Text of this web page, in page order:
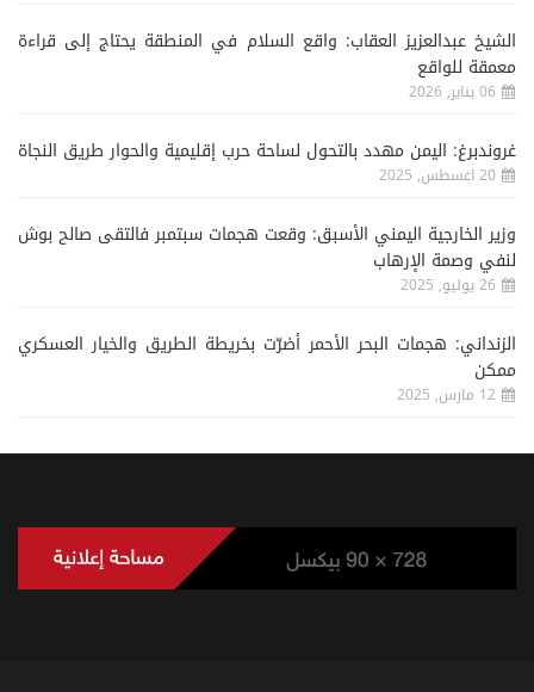
الشيخ عبدالعزيز العقاب: واقع السلام في المنطقة يحتاج إلى قراءة
معمقة للواقع
06 يناير, 2026
غروندبرغ: اليمن مهدد بالتحول لساحة حرب إقليمية والحوار طريق النجاة
20 اغسطس, 2025
وزير الخارجية اليمني الأسبق: وقعت هجمات سبتمبر فالتقى صالح بوش
لنفي وصمة الإرهاب
26 يوليو, 2025
الزنداني: هجمات البحر الأحمر أضرّت بخريطة الطريق والخيار العسكري
ممكن
12 مارس, 2025